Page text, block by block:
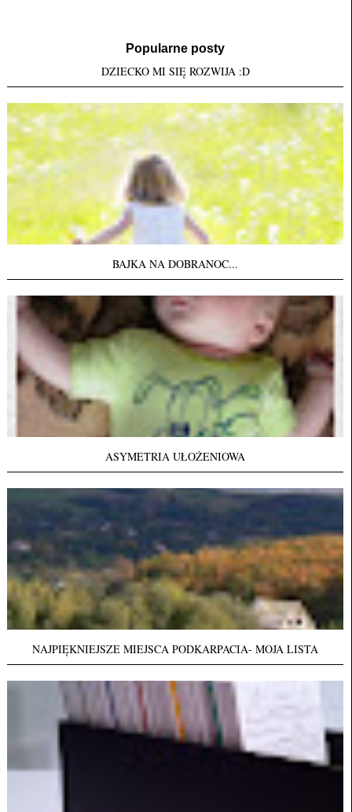
Popularne posty
DZIECKO MI SIĘ ROZWIJA :D
BAJKA NA DOBRANOC...
ASYMETRIA UŁOŻENIOWA
NAJPIĘKNIEJSZE MIEJSCA PODKARPACIA- MOJA LISTA